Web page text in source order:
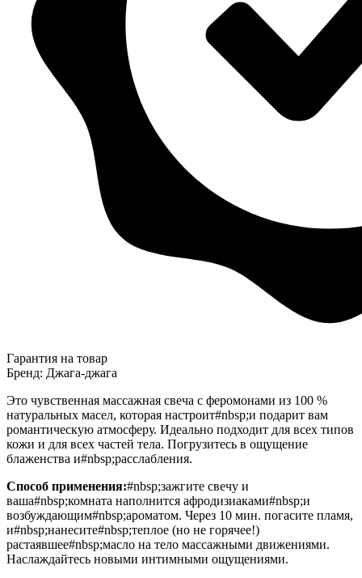
Гарантия на товар
Бренд: Джага-джага
Это чувственная массажная свеча с феромонами из 100 %
натуральных масел, которая настроит#nbsp;и подарит вам
романтическую атмосферу. Идеально подходит для всех типов
кожи и для всех частей тела. Погрузитесь в ощущение
блаженства и#nbsp;расслабления.
Способ применения:#nbsp;зажгите свечу и
ваша#nbsp;комната наполнится афродизиаками#nbsp;и
возбуждающим#nbsp;ароматом. Через 10 мин. погасите пламя,
и#nbsp;нанесите#nbsp;теплое (но не горячее!)
растаявшее#nbsp;масло на тело массажными движениями.
Наслаждайтесь новыми интимными ощущениями.